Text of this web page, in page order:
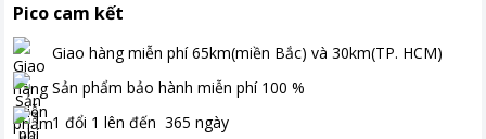
Pico cam kết
Giao hàng miễn phí 65km(miền Bắc) và 30km(TP. HCM)
Sản phẩm bảo hành miễn phí 100 %
1 đổi 1 lên đến 365 ngày